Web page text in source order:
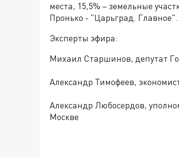
места, 15,5% – земельные
Пронько - "Царьград. Главное".
Эксперты эфира:
Михаил Старшинов, депутат
Александр Тимофеев,
Александр Любосердов,
Москве